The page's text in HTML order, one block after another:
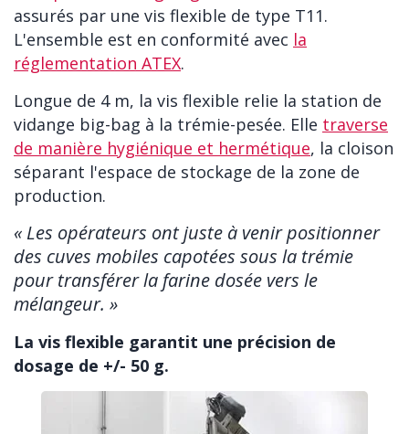
assurés par une vis flexible de type T11.
L'ensemble est en conformité avec la
réglementation ATEX.
Longue de 4 m, la vis flexible relie la station de
vidange big-bag à la trémie-pesée. Elle traverse
de manière hygiénique et hermétique, la cloison
séparant l'espace de stockage de la zone de
production.
« Les opérateurs ont juste à venir positionner
des cuves mobiles capotées sous la trémie
pour transférer la farine dosée vers le
mélangeur. »
La vis flexible garantit une précision de
dosage de +/- 50 g.